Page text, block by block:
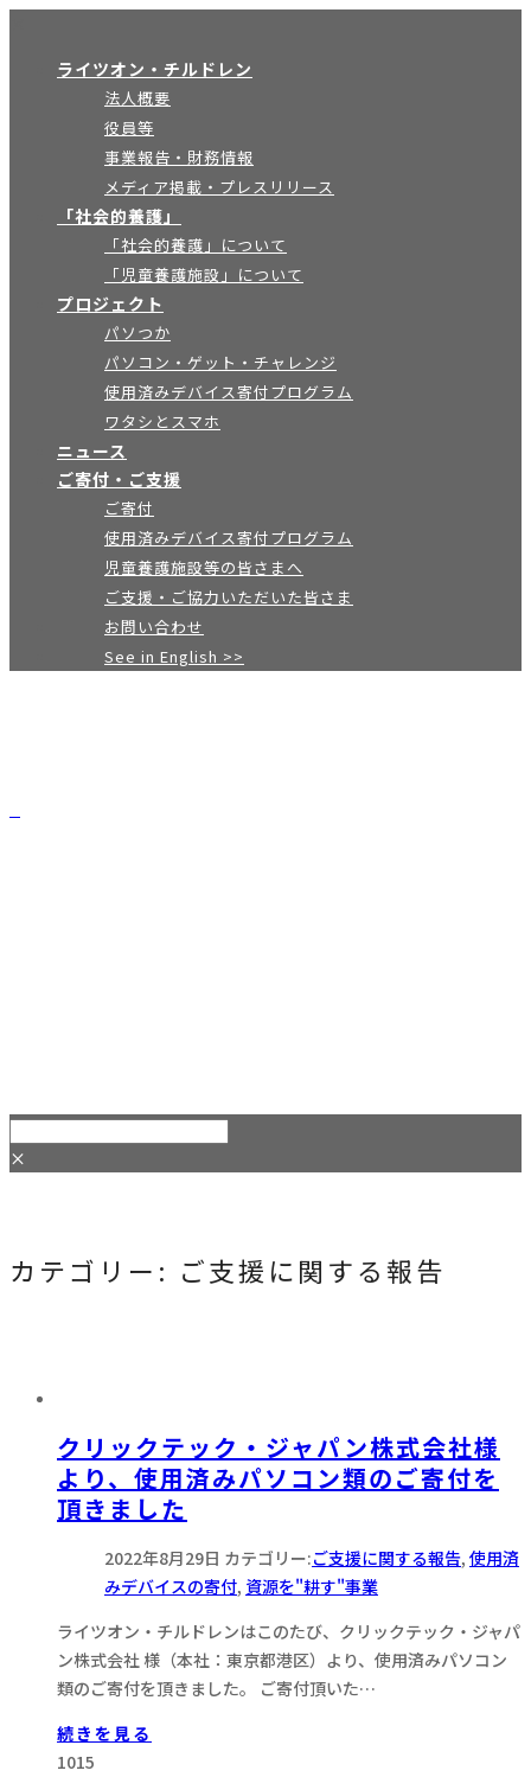
ライツオン・チルドレン
法人概要
役員等
事業報告・財務情報
メディア掲載・プレスリリース
「社会的養護」
「社会的養護」について
「児童養護施設」について
プロジェクト
パソつか
パソコン・ゲット・チャレンジ
使用済みデバイス寄付プログラム
ワタシとスマホ
ニュース
ご寄付・ご支援
ご寄付
使用済みデバイス寄付プログラム
児童養護施設等の皆さまへ
ご支援・ご協力いただいた皆さま
お問い合わせ
See in English >>
×
カテゴリー: ご支援に関する報告
クリックテック・ジャパン株式会社様
より、使用済みパソコン類のご寄付を
頂きました
2022年8月29日 カテゴリー:ご支援に関する報告, 使用済
みデバイスの寄付, 資源を"耕す"事業
ライツオン・チルドレンはこのたび、クリックテック・ジャパ
ン株式会社 様（本社：東京都港区）より、使用済みパソコン
類のご寄付を頂きました。 ご寄付頂いた…
続きを見る
1015